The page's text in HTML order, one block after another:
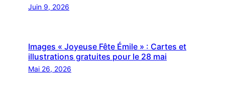
Juin 9, 2026
Images « Joyeuse Fête Émile » : Cartes et
illustrations gratuites pour le 28 mai
Mai 26, 2026